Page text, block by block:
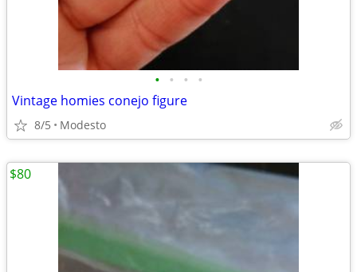
• • • •
Vintage homies conejo figure
8/5 Modesto
$80